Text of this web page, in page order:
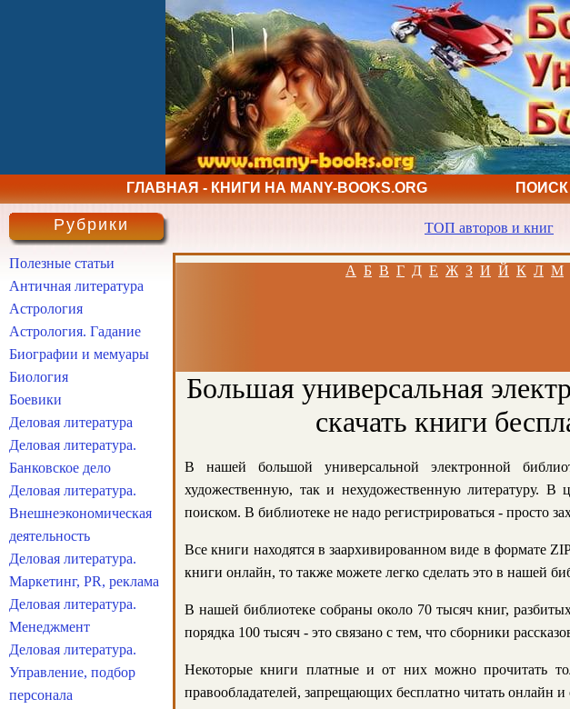
ГЛАВНАЯ - КНИГИ НА MANY-BOOKS.ORG
ТОП авторов и книг
А Б В Г Д Е Ж З И Й К Л М
Большая универсальная
скачать книги
В нашей большой универсальной электронной
художественную, так и нехудожественную литературу. В
поиском. В библиотеке не надо регистрироваться - просто
Все книги находятся в заархивированном виде в формате
книги онлайн, то также можете легко сделать это в нашей
В нашей библиотеке собраны около 70 тысяч книг,
порядка 100 тысяч - это связано с тем, что сборники
Некоторые книги платные и от них можно прочитать
правообладателей, запрещающих бесплатно читать онлайн и
Рубрики
Полезные статьи
Античная литература
Астрология
Астрология. Гадание
Биографии и мемуары
Биология
Боевики
Деловая литература
Деловая литература.
Банковское дело
Деловая литература.
Внешнеэкономическая
деятельность
Деловая литература.
Маркетинг, PR, реклама
Деловая литература.
Менеджмент
Деловая литература.
Управление, подбор
персонала